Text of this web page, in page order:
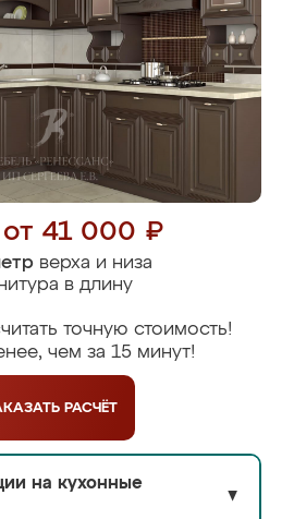
41 000 ₽
верха и низа
в длину
точную стоимость!
чем за 15 минут!
РАСЧЁТ
на кухонные
▼